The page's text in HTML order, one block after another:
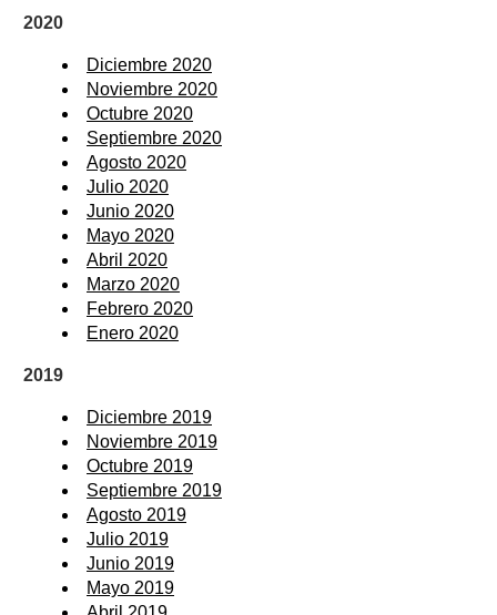
2020
Diciembre 2020
Noviembre 2020
Octubre 2020
Septiembre 2020
Agosto 2020
Julio 2020
Junio 2020
Mayo 2020
Abril 2020
Marzo 2020
Febrero 2020
Enero 2020
2019
Diciembre 2019
Noviembre 2019
Octubre 2019
Septiembre 2019
Agosto 2019
Julio 2019
Junio 2019
Mayo 2019